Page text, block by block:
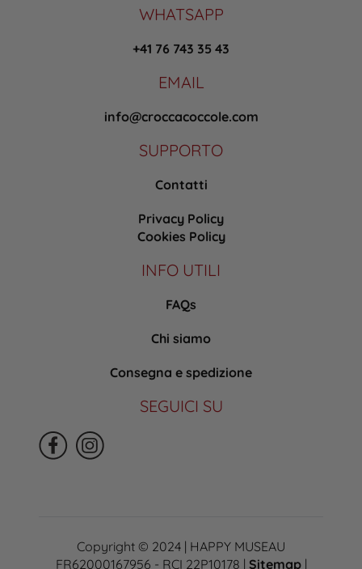
WHATSAPP
+41 76 743 35 43
EMAIL
info@croccacoccole.com
SUPPORTO
Contatti
Privacy Policy
Cookies Policy
INFO UTILI
FAQs
Chi siamo
Consegna e spedizione
SEGUICI SU
Copyright © 2024 | HAPPY MUSEAU
FR62000167956 - RCI 22P10178 | Sitemap|